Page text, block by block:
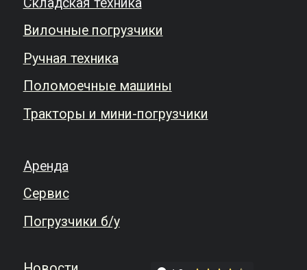
Оформляя подписку, вы соглашаетесь с
данных .